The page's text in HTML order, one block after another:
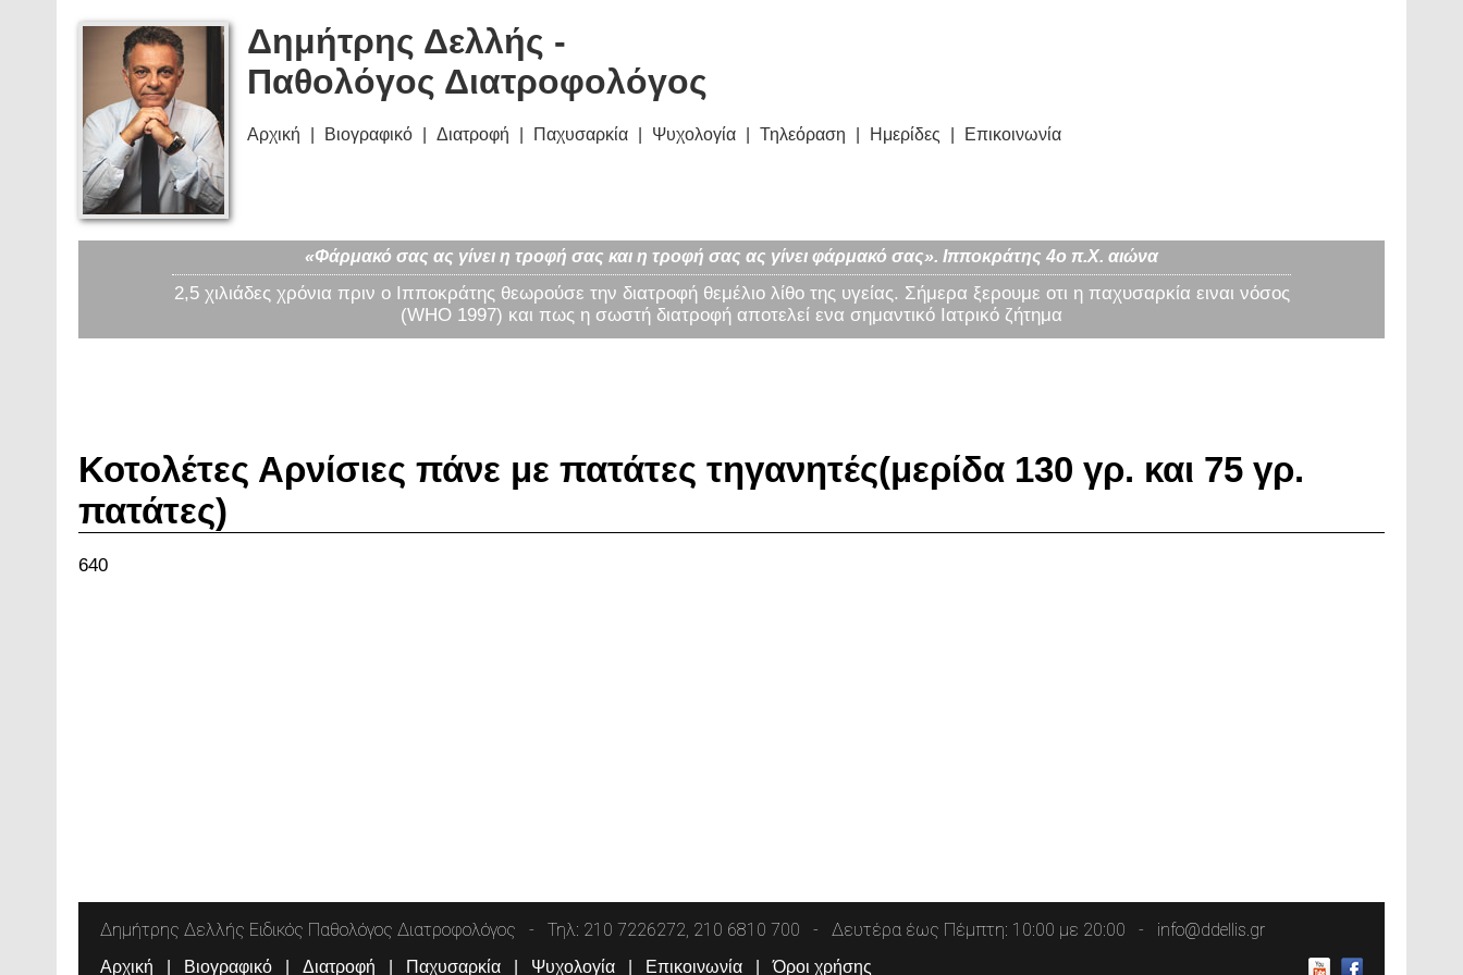
Δημήτρης Δελλής -
Παθολόγος Διατροφολόγος
Αρχική Βιογραφικό Διατροφή Παχυσαρκία Ψυχολογία Τηλεόραση Ημερίδες Επικοινωνία
«Φάρμακό σας ας γίνει η τροφή σας και η τροφή σας ας γίνει φάρμακό σας». Ιπποκράτης 4ο π.Χ. αιώνα
2,5 χιλιάδες χρόνια πριν ο Ιπποκράτης θεωρούσε την διατροφή θεμέλιο λίθο της υγείας. Σήμερα ξερουμε οτι η παχυσαρκία ειναι νόσος
(WHO 1997) και πως η σωστή διατροφή αποτελεί ενα σημαντικό Ιατρικό ζήτημα
Κοτολέτες Αρνίσιες πάνε με πατάτες τηγανητές(μερίδα 130 γρ. και 75 γρ.
πατάτες)
640
Δημήτρης Δελλής Ειδικός Παθολόγος Διατροφολόγος Τηλ: 210 7226272, 210 6810 700 Δευτέρα έως Πέμπτη: 10:00 με 20:00 info@ddellis.gr
Αρχική Βιογραφικό Διατροφή Παχυσαρκία Ψυχολογία Επικοινωνία Όροι χρήσης